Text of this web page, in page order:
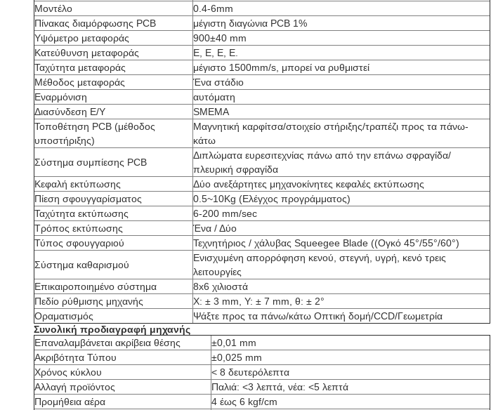
Μοντέλο
0.4-6mm
Πίνακας διαμόρφωσης PCB
μέγιστη διαγώνια PCB 1%
Υψόμετρο μεταφοράς
900±40 mm
Κατεύθυνση μεταφοράς
Ε, Ε, Ε, Ε.
Ταχύτητα μεταφοράς
μέγιστο 1500mm/s, μπορεί να ρυθμιστεί
Μέθοδος μεταφοράς
Ένα στάδιο
Εναρμόνιση
αυτόματη
Διασύνδεση Ε/Υ
SMEMA
Τοποθέτηση PCB (μέθοδος
υποστήριξης)
Μαγνητική καρφίτσα/στοιχείο στήριξης/τραπέζι προς τα πάνω-
κάτω
Σύστημα συμπίεσης PCB
Διπλώματα ευρεσιτεχνίας πάνω από την επάνω σφραγίδα/
πλευρική σφραγίδα
Κεφαλή εκτύπωσης
Δύο ανεξάρτητες μηχανοκίνητες κεφαλές εκτύπωσης
Πίεση σφουγγαρίσματος
0.5~10Kg (Ελέγχος προγράμματος)
Ταχύτητα εκτύπωσης
6-200 mm/sec
Τρόπος εκτύπωσης
Ένα / Δύο
Τύπος σφουγγαριού
Τεχνητήριος / χάλυβας Squeegee Blade ((Ογκό 45°/55°/60°)
Σύστημα καθαρισμού
Ενισχυμένη απορρόφηση κενού, στεγνή, υγρή, κενό τρεις
λειτουργίες
Επικαιροποιημένο σύστημα
8x6 χιλιοστά
Πεδίο ρύθμισης μηχανής
Χ: ± 3 mm, Υ: ± 7 mm, θ: ± 2°
Οραματισμός
Ψάξτε προς τα πάνω/κάτω Οπτική δομή/CCD/Γεωμετρία
Συνολική προδιαγραφή μηχανής
Επαναλαμβάνεται ακρίβεια θέσης
±0,01 mm
Ακριβότητα Τύπου
±0,025 mm
Χρόνος κύκλου
< 8 δευτερόλεπτα
Αλλαγή προϊόντος
Παλιά: <3 λεπτά, νέα: <5 λεπτά
Προμήθεια αέρα
4 έως 6 kgf/cm